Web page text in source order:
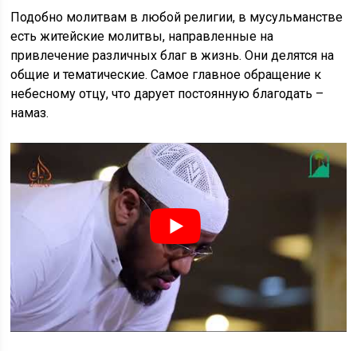
Подобно молитвам в любой религии, в мусульманстве
есть житейские молитвы, направленные на
привлечение различных благ в жизнь. Они делятся на
общие и тематические. Самое главное обращение к
небесному отцу, что дарует постоянную благодать –
намаз.